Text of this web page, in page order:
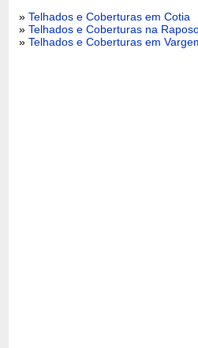
»Telhados e Coberturas em Cotia
»Telhados e Coberturas na
»Telhados e Coberturas em